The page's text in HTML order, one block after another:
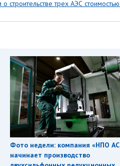
строительстве трех АЭС
Фото недели: компания «НПО
начинает производство